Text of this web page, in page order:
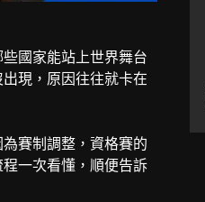
國家能站上世界舞台
現，原因往往就卡在
賽制調整，資格賽的
一次看懂，順便告訴